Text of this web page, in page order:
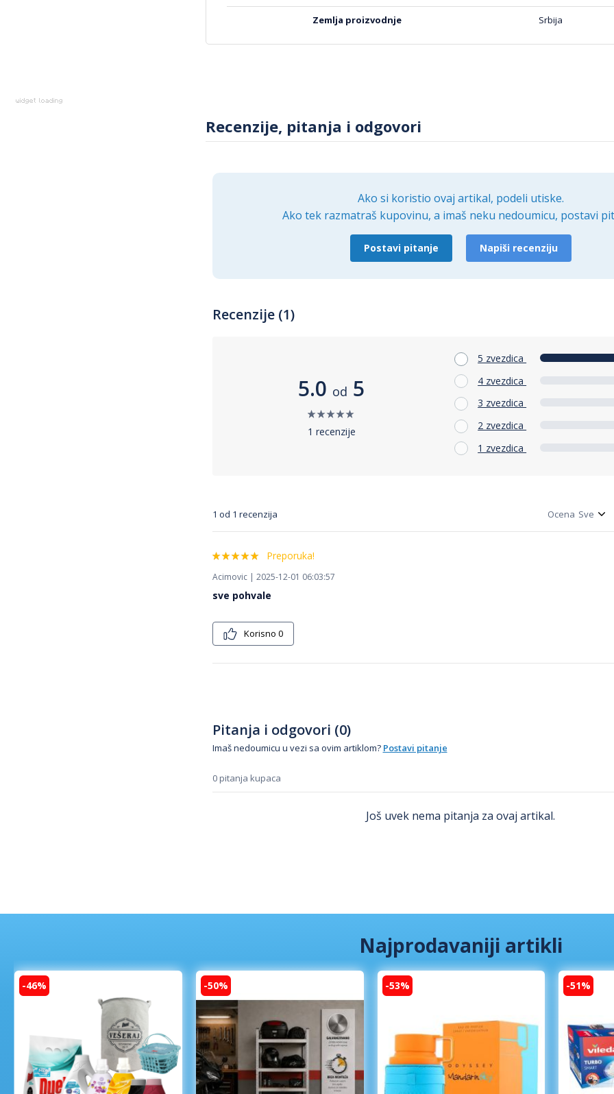
zemlja proizvodnje Srbija
Recenzije, pitanja i odgovori
Ako si koristio ovaj artikal, podeli utiske.
Ako tek razmatraš kupovinu, a imaš neku nedoumicu, postavi
Postavi pitanje Napiši recenziju
Recenzije (1)
5.0 od 5
1 recenzije
5 zvezdica
4 zvezdica
3 zvezdica
2 zvezdica
1 zvezdica
1 od 1 recenzija Ocena
Preporuka!
Acimovic | 2025-12-01 06:03:57
sve pohvale
Korisno 0
Pitanja i odgovori (0)
Imaš nedoumicu u vezi sa ovim artiklom? Postavi pitanje
0 pitanja kupaca
Još uvek nema pitanja za ovaj artikal.
Najprodavaniji artikli
-46% -50% -53% -51%